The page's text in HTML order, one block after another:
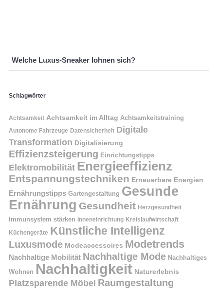
Welche Luxus-Sneaker lohnen sich?
Schlagwörter
Achtsamkeit Achtsamkeit im Alltag Achtsamkeitstraining
Autonome Fahrzeuge Datensicherheit Digitale
Transformation Digitalisierung
Effizienzsteigerung Einrichtungstipps
Elektromobilität Energieeffizienz
Entspannungstechniken Erneuerbare Energien
Ernährungstipps Gartengestaltung Gesunde
Ernährung Gesundheit Herzgesundheit
Immunsystem stärken Inneneinrichtung Kreislaufwirtschaft
Küchengeräte Künstliche Intelligenz
Luxusmode Modeaccessoires Modetrends
Nachhaltige Mobilität Nachhaltige Mode Nachhaltiges
Wohnen Nachhaltigkeit Naturerlebnis
Platzsparende Möbel Raumgestaltung